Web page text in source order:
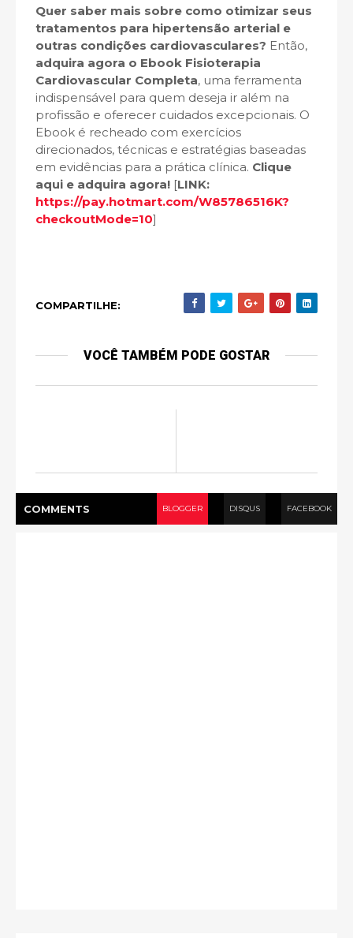
Quer saber mais sobre como otimizar seus
tratamentos para hipertensão arterial e
outras condições cardiovasculares? Então,
adquira agora o Ebook Fisioterapia
Cardiovascular Completa, uma ferramenta
indispensável para quem deseja ir além na
profissão e oferecer cuidados excepcionais. O
Ebook é recheado com exercícios
direcionados, técnicas e estratégias baseadas
em evidências para a prática clínica. Clique
aqui e adquira agora! [LINK:
https://pay.hotmart.com/W85786516K?
checkoutMode=10]
COMPARTILHE:
VOCÊ TAMBÉM PODE GOSTAR
COMMENTS BLOGGER DISQUS FACEBOOK